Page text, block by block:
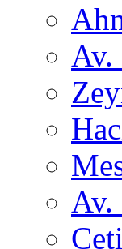
Av.
Av.